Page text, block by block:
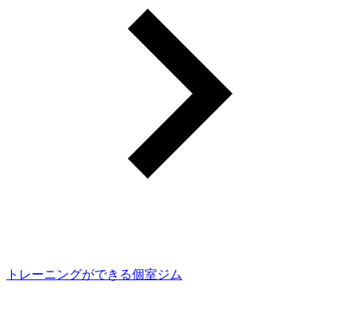
トレーニングができる個室ジム